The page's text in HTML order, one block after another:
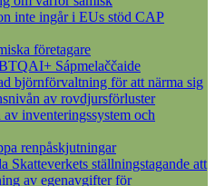
inte ingår i EUs stöd CAP
företagare
Sápmelaččaide
björnförvaltning för att närma sig
av rovdjursförluster
inventeringssystem och
renpåskjutningar
Skatteverkets ställningstagande att
av egenavgifter för